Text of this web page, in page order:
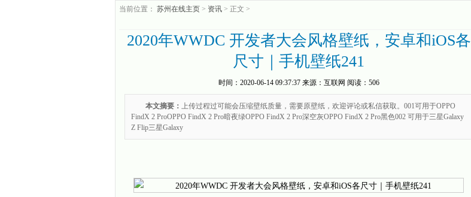
当前位置： 苏州在线主页 > 资讯 > 正文 >
2020年WWDC 开发者大会风格壁纸，安卓和iOS各
尺寸｜手机壁纸241
时间： 2020-06-14 09:37:37来源： 互联网 阅读：506
本文摘要： 上传过程过可能会压缩壁纸质量，需要原壁纸，欢迎评论或私信获取。001可用于OPPO
FindX 2 ProOPPO FindX 2 Pro暗夜绿OPPO FindX 2 Pro深空灰OPPO FindX 2 Pro黑色002 可用于三星Galaxy
Z Flip三星Galaxy